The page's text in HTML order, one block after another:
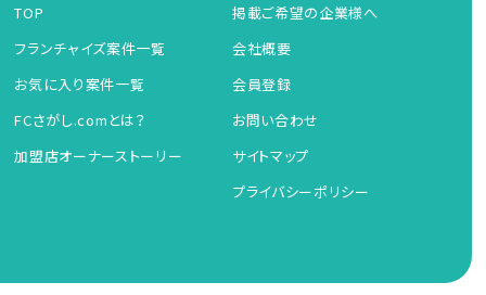
TOP
フランチャイズ案件一覧
お気に入り案件一覧
FCさがし.comとは？
加盟店オーナーストーリー
掲載ご希望の企業様へ
会社概要
会員登録
お問い合わせ
サイトマップ
プライバシーポリシー